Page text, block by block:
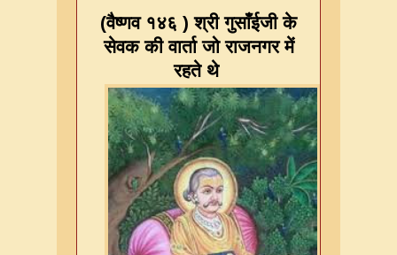
(वैष्णव १४६ )श्री गुसाँईजी के
सेवक की वार्ता जो राजनगर में
रहते थे